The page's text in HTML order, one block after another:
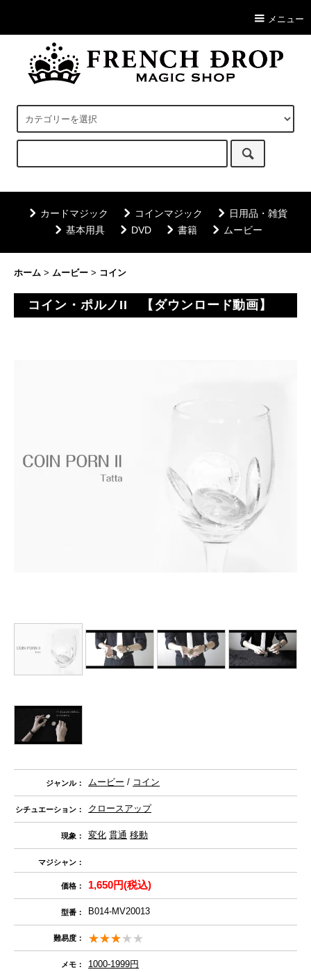
メニュー
カードマジック コインマジック
日用品・雑貨
基本用具
DVD 書籍 ムービー
ホーム > ムービー > コイン
コイン・ポルノII 【ダウンロード動画】
ジャンル： ムービー / コイン
シチュエーション： クロースアップ
現象： 変化 貫通 移動
マジシャン：
価格： 1,650円(税込)
型番： B014-MV20013
難易度：
メモ： 1000-1999円